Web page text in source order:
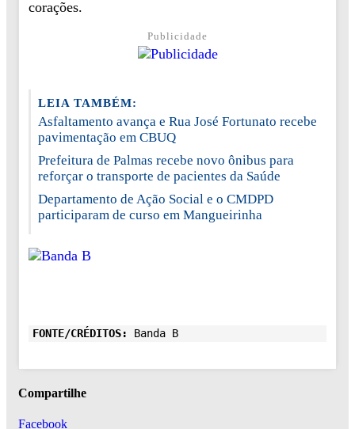
corações.
Publicidade
LEIA TAMBÉM:
Asfaltamento avança e Rua José Fortunato recebe
pavimentação em CBUQ
Prefeitura de Palmas recebe novo ônibus para
reforçar o transporte de pacientes da Saúde
Departamento de Ação Social e o CMDPD
participaram de curso em Mangueirinha
FONTE/CRÉDITOS: Banda B
Compartilhe
Facebook